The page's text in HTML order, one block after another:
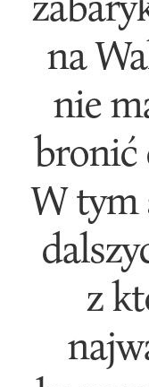
na
nie
bronić
W tym
z